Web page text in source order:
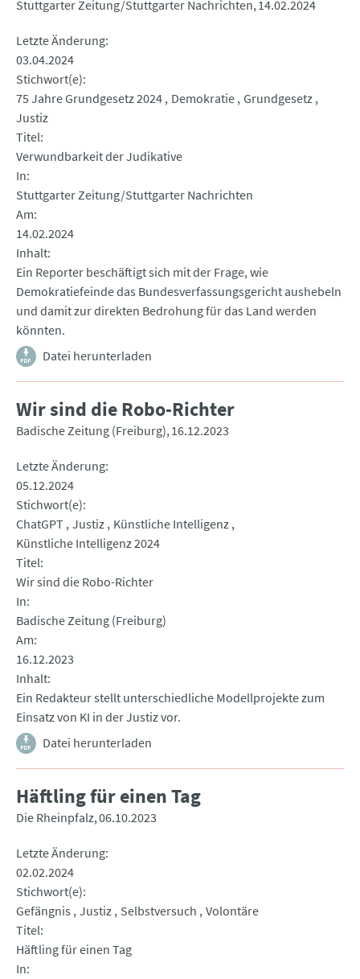
Stuttgarter Zeitung/Stuttgarter Nachrichten 14.02.2024
Letzte Änderung
03.04.2024
Stichwort(e)
75 Jahre Grundgesetz 2024 Demokratie Grundgesetz
Justiz
Titel
Verwundbarkeit der Judikative
In
Stuttgarter Zeitung/Stuttgarter Nachrichten
Am
14.02.2024
Inhalt
Ein Reporter beschäftigt sich mit der Frage, wie
Demokratiefeinde das Bundesverfassungsgericht aushebeln
und damit zur direkten Bedrohung für das Land werden
könnten.
Datei herunterladen
Wir sind die Robo-Richter
Badische Zeitung (Freiburg) 16.12.2023
Letzte Änderung
05.12.2024
Stichwort(e)
ChatGPT Justiz Künstliche Intelligenz
Künstliche Intelligenz 2024
Titel
Wir sind die Robo-Richter
In
Badische Zeitung (Freiburg)
Am
16.12.2023
Inhalt
Ein Redakteur stellt unterschiedliche Modellprojekte zum
Einsatz von KI in der Justiz vor.
Datei herunterladen
Häftling für einen Tag
Die Rheinpfalz 06.10.2023
Letzte Änderung
02.02.2024
Stichwort(e)
Gefängnis Justiz Selbstversuch Volontäre
Titel
Häftling für einen Tag
In